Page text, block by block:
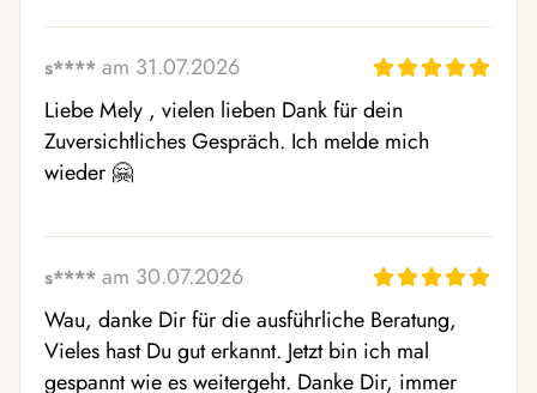
s**** am 31.07.2026
Liebe Mely , vielen lieben Dank für dein
Zuversichtliches Gespräch. Ich melde mich
wieder 🤗
s**** am 30.07.2026
Wau, danke Dir für die ausführliche Beratung,
Vieles hast Du gut erkannt. Jetzt bin ich mal
gespannt wie es weitergeht. Danke Dir, immer